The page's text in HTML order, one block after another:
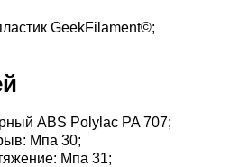
GeekFilament©;
ABS Polylac PA 707;
Мпа 30;
Мпа 31;